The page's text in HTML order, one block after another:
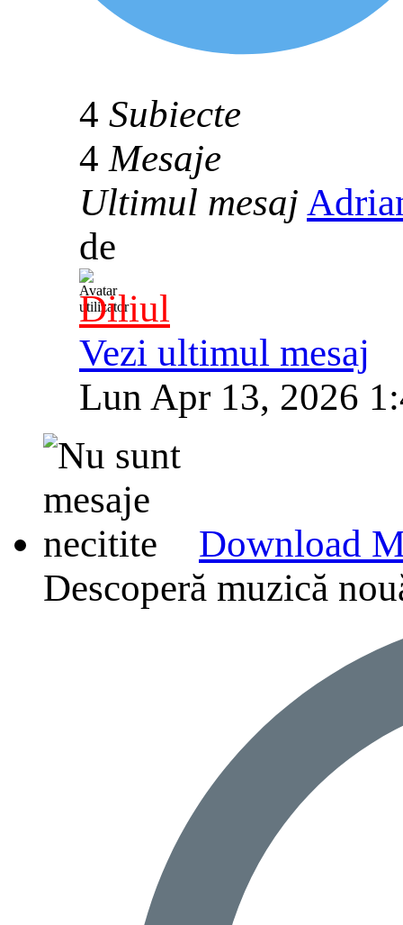
4 Subiecte
4Mesaje
Ultimul mesaj
de
Diliul
Vezi ultimul mesaj
Lun Apr 13, 2026
Download
Descoperă muzică